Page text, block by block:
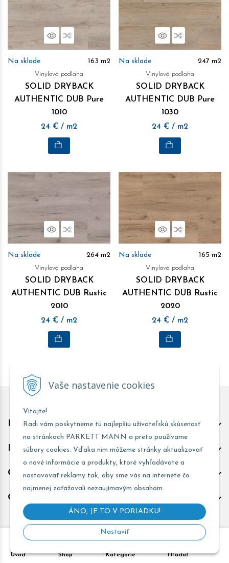
Vaše nastavenie cookies
Vitajte!
Radi vám poskytneme tú najlepšiu užívateľskú skúsenosť
na stránkach PARKETT MANN a preto používame
súbory cookies. Vďaka nim môžeme stránky aktualizovať
o nové informácie a produkty, ktoré vyhľadávate a
nastavovať reklamy tak, aby sme vás na internete čo
najmenej zaťažovali nezaujímavým obsahom.
ÁNO, JE TO V PORIADKU!
Nastaviť
Úvod Shop Kategórie Hľadať
NáhľadPorovnať
Na sklade 163 m2
Vinylová podlaha
SOLID DRYBACK
AUTHENTIC DUB Pure
1010
24 € / m2
NáhľadPorovnať
Na sklade 247 m2
Vinylová podlaha
SOLID DRYBACK
AUTHENTIC DUB Pure
1030
24 € / m2
NáhľadPorovnať
Na sklade 264 m2
Vinylová podlaha
SOLID DRYBACK
AUTHENTIC DUB Rustic
2010
24 € / m2
NáhľadPorovnať
Na sklade 165 m2
Vinylová podlaha
SOLID DRYBACK
AUTHENTIC DUB Rustic
2020
24 € / m2
Kontakt predajňa Trnava
Kontakt predajňa Žarnovica
Obchodné informácie
Odoberať novinky
e-shop Pohoda connector